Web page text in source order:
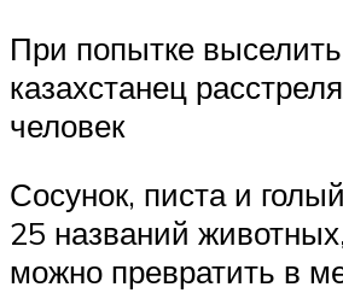
При попытке
казахстанец
человек
Сосунок, писта и
25 названий
можно превратить в